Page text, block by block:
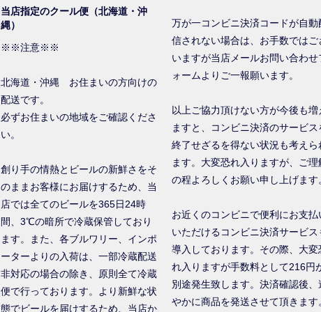
当店指定のクール便（北海道・沖
縄）
※※注意※※
北海道・沖縄 お住まいの方向けの
配送です。
必ずお住まいの地域をご確認くださ
い。
創り手の情熱とビールの新鮮さをそ
のままお客様にお届けするため、当
店では全てのビールを365日24時
間、3℃の暗所で冷蔵保管しており
ます。また、各ブルワリー、インポ
ーターよりの入荷は、一部冷蔵配送
非対応の場合の除き、原則全て冷蔵
便で行っております。より新鮮な状
態でビールを届けするため、当店か
万が一コンビニ決済コードが自動
信されない場合は、お手数ではご
いますが当店メールお問い合わせ
ォームよりご一報願います。
以上ご協力頂けない方が今後も増
ますと、コンビニ決済のサービス
終了せざるを得ない状況も考えら
ます。大変恐れ入りますが、ご理
の程よろしくお願い申し上げます
お近くのコンビニで便利にお支払
いただけるコンビニ決済サービス
導入しております。その際、大変
れ入りますが手数料として216円
別途発生致します。決済確認後、
やかに商品を発送させて頂きます